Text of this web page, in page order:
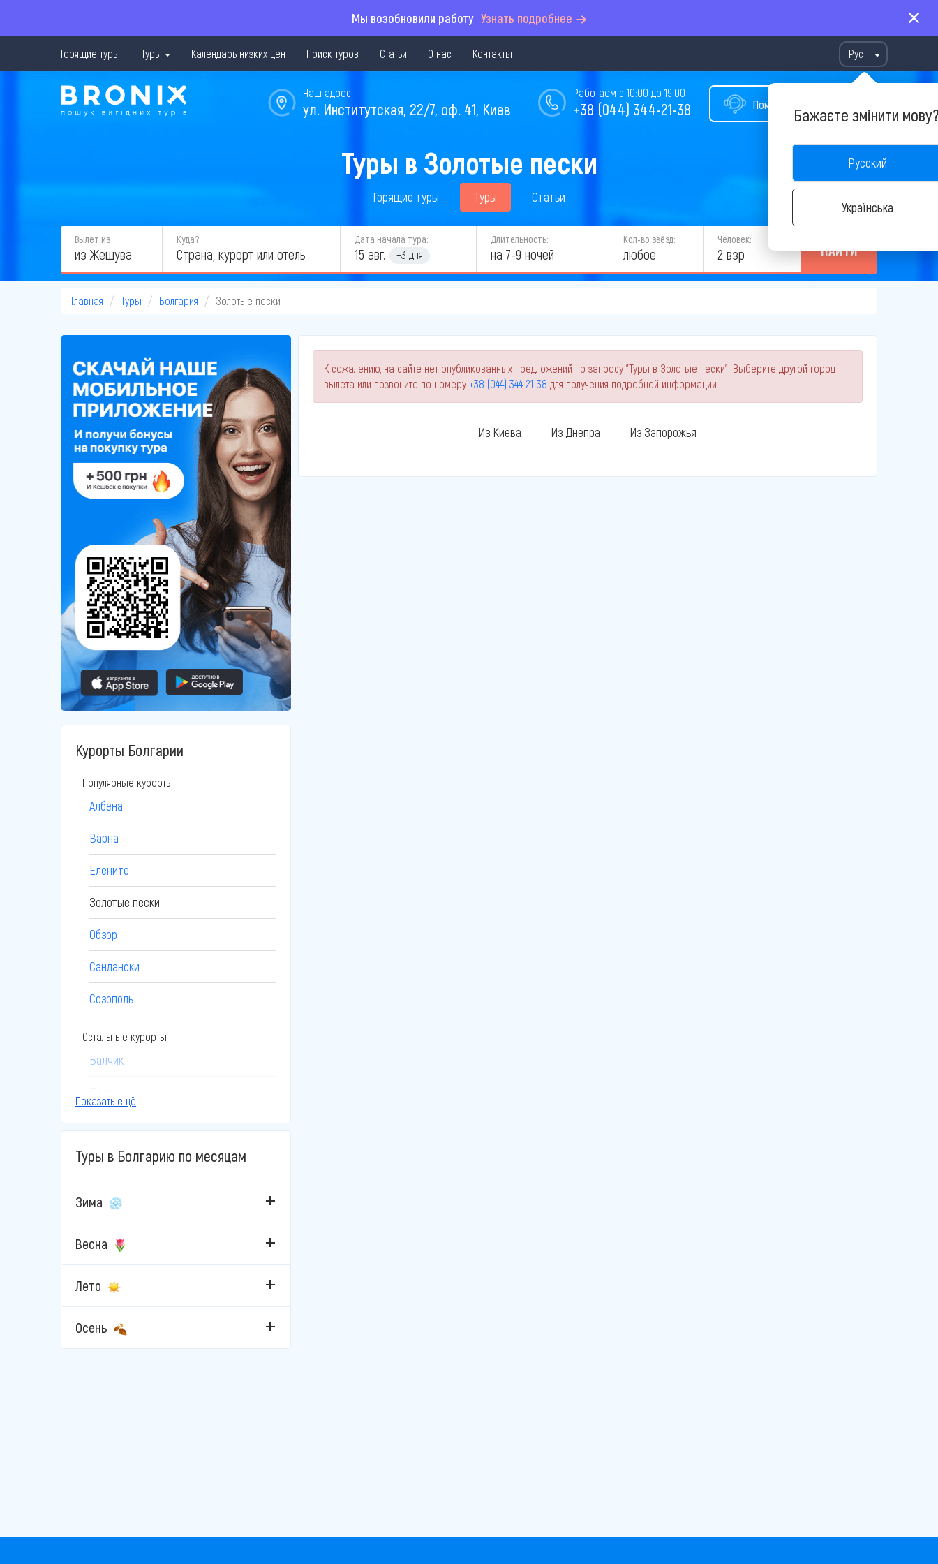
Мы возобновили работу Узнать подробнее
Горящие туры Туры Календарь низких цен Поиск туров Статьи О нас Контакты Рус
Бажаєте змінити
Русский
Українська
Помощь в подборе тура
Работаем с 10:00 до 19:00
+38 (044) 344-21-38
Наш адрес
ул. Институтская, 22/7, оф. 41, Киев
Туры в Золотые пески
Горящие туры Туры Статьи
Вылет из
из Жешува
Куда? Дата начала тура:
15 авг. ±3 дня
Длительность:
на 7-9 ночей
Кол-во звёзд:
любое
Человек:
2 взр НАЙТИ
Главная Туры Болгария Золотые пески
Курорты Болгарии
Популярные курорты
Албена
Варна
Елените
Золотые пески
Обзор
Сандански
Созополь
Остальные курорты
Балчик
Боровец
Бургас
Велико-Тырново
Велинград
Каварна
Кранево
Приморско
Показать ещё
Туры в Болгарию по месяцам
Зима
Весна
Лето
Осень
К сожалению, на сайте нет опубликованных предложений по запросу "Туры в Золотые пески". Выберите другой город
вылета или позвоните по номеру +38 (044) 344-21-38 для получения подробной информации
Из Киева Из Днепра Из Запорожья